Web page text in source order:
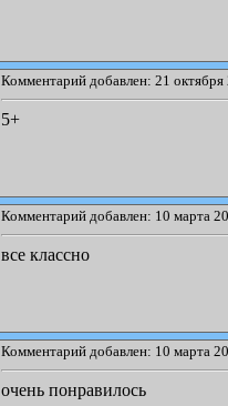
Комментарий добавлен: 21
5+
Комментарий добавлен: 10 марта
все классно
Комментарий добавлен: 10 марта
очень понравилось